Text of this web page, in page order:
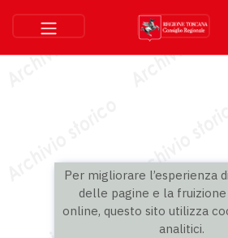
Per migliorare l’esperienza
delle pagine e la fruizione
online, questo sito utilizza
analitici.